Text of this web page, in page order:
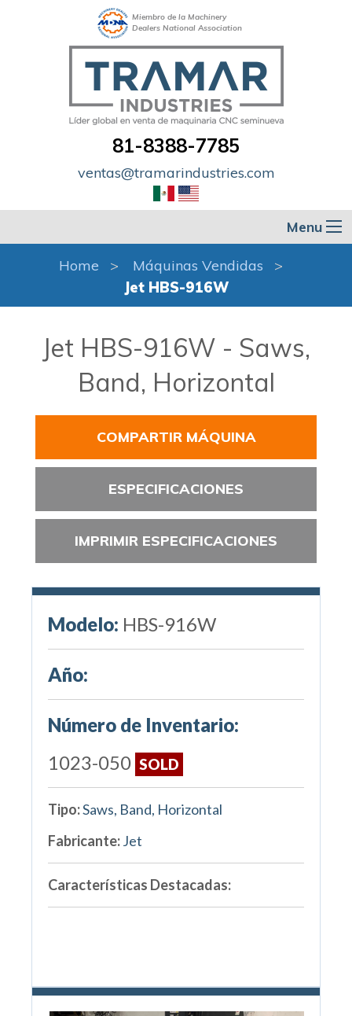
Miembro de la Machinery
Dealers National Association
81-8388-7785
ventas@tramarindustries.com
Menu
Home
Máquinas Vendidas
Jet HBS-916W
Jet HBS-916W - Saws,
Band, Horizontal
COMPARTIR MÁQUINA
ESPECIFICACIONES
IMPRIMIR ESPECIFICACIONES
Modelo: HBS-916W
Año:
Número de Inventario:
1023-050 SOLD
Tipo:Saws, Band, Horizontal
Fabricante:Jet
Características Destacadas: